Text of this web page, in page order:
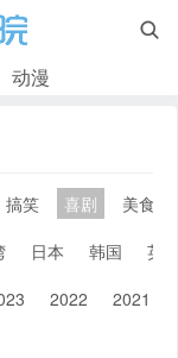

动漫
搞笑 喜剧
美食
日本 韩国
英
2022 2021